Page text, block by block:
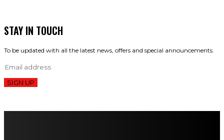
STAY IN TOUCH
To be updated with all the latest news, offers and special announcements.
SIGN UP